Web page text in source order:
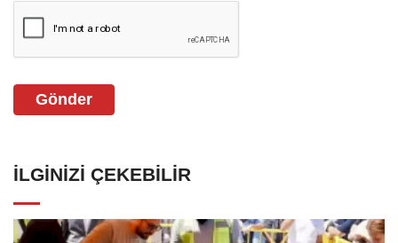
Gönder
İLGINIZI ÇEKEBILIR